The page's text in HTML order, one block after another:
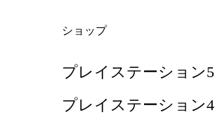
ショップ
プレイステーション5
プレイステーション4